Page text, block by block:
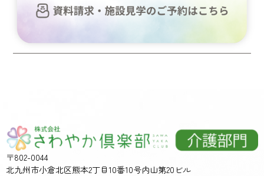
〒802-0044
北九州市小倉北区熊本2丁目10番10号内山第20ビル